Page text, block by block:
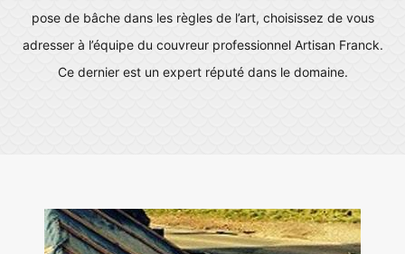
pose de bâche dans les règles de l’art, choisissez de vous
adresser à l’équipe du couvreur professionnel Artisan Franck.
Ce dernier est un expert réputé dans le domaine.